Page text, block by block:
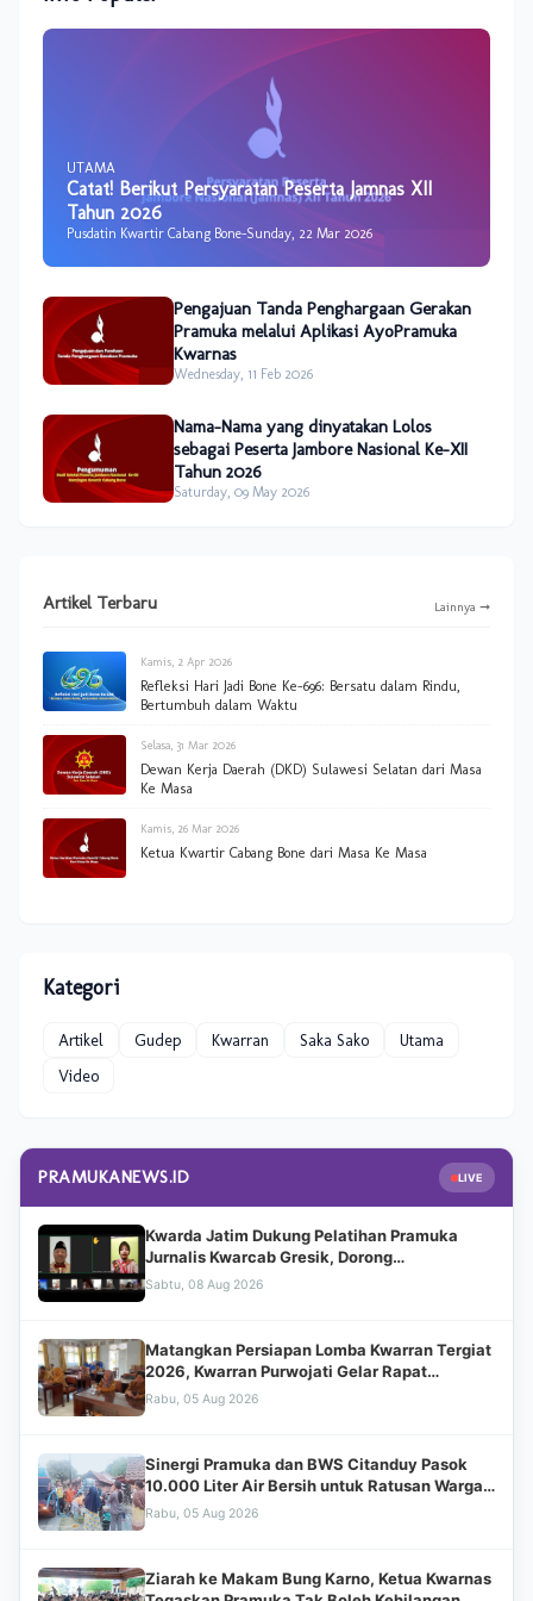
UTAMA
Catat! Berikut Persyaratan Peserta Jamnas XII
Tahun 2026
Pusdatin Kwartir Cabang Bone-Sunday, 22 Mar 2026
Pengajuan Tanda Penghargaan Gerakan
Pramuka melalui Aplikasi AyoPramuka
Kwarnas
Wednesday, 11 Feb 2026
Nama-Nama yang dinyatakan Lolos
sebagai Peserta Jambore Nasional Ke-XII
Tahun 2026
Saturday, 09 May 2026
Artikel Terbaru Lainnya ➞
Kamis, 2 Apr 2026
Refleksi Hari Jadi Bone Ke-696: Bersatu dalam Rindu,
Bertumbuh dalam Waktu
Selasa, 31 Mar 2026
Dewan Kerja Daerah (DKD) Sulawesi Selatan dari Masa
Ke Masa
Kamis, 26 Mar 2026
Ketua Kwartir Cabang Bone dari Masa Ke Masa
Kategori
Artikel Gudep Kwarran Saka Sako
Utama
Video
PRAMUKANEWS.ID LIVE
Kwarda Jatim Dukung Pelatihan Pramuka
Jurnalis Kwarcab Gresik, Dorong
Transformasi Digital dan Penguatan
Sabtu, 08 Aug 2026
Matangkan Persiapan Lomba Kwarran Tergiat
2026, Kwarran Purwojati Gelar Rapat
Koordinasi Bersama Jajaran Pengurus dan
Rabu, 05 Aug 2026
Sinergi Pramuka dan BWS Citanduy Pasok
10.000 Liter Air Bersih untuk Ratusan Warga
Cingebul
Rabu, 05 Aug 2026
Ziarah ke Makam Bung Karno, Ketua Kwarnas